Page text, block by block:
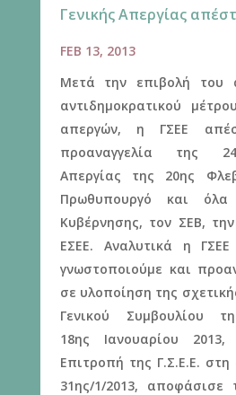
Γενικής Απεργίας
FEB 13, 2013
Μετά την επιβολή του
αντιδημοκρατικού
απεργών, η ΓΣΕΕ
προαναγγελία της
Απεργίας της 20ης
Πρωθυπουργό και
Κυβέρνησης, τον ΣΕΒ,
ΕΣΕΕ. Αναλυτικά η
γνωστοποιούμε και
σε υλοποίηση της
Γενικού Συμβουλίου
18ης Ιανουαρίου 2013,
Επιτροπή της Γ.Σ.Ε.Ε. στη
31ης/1/2013, αποφάσισε